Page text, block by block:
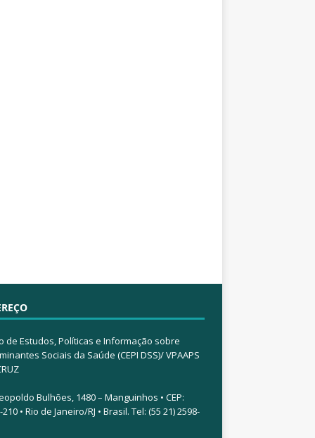
de Estudos, Políticas e Informação sobre
Sociais da Saúde (CEPI DSS)/ VPAAPS
Bulhões, 1480 – Manguinhos • CEP:
• Rio de Janeiro/RJ • Brasil. Tel: (55 21) 2598-